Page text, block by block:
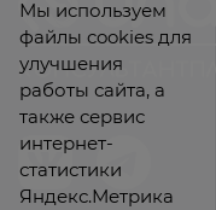
Мы используем
файлы cookies для
улучшения
работы сайта, а
также сервис
интернет-
статистики
Яндекс.Метрика